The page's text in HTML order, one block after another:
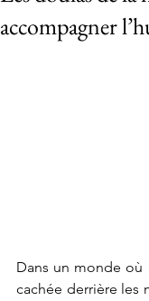
accompagner
Dans un monde où
cachée derrière les